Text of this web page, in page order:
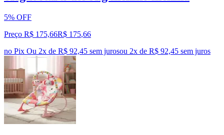
5% OFF
Preço R$ 175,66R$ 175,66
no Pix Ou 2x de R$ 92,45 sem jurosou 2x de R$ 92,45 sem juros